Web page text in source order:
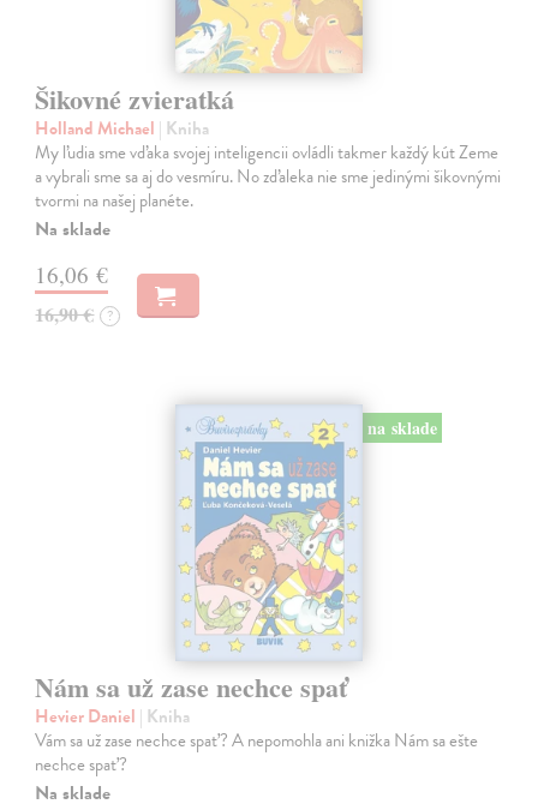
Šikovné zvieratká
Holland Michael | Kniha
My ľudia sme vďaka svojej inteligencii ovládli takmer každý kút Zeme
a vybrali sme sa aj do vesmíru. No zďaleka nie sme jedinými šikovnými
tvormi na našej planéte.
Na sklade
16,06 €
16,90 € ?
na sklade
Nám sa už zase nechce spať
Hevier Daniel | Kniha
Vám sa už zase nechce spať? A nepomohla ani knižka Nám sa ešte
nechce spať?
Na sklade